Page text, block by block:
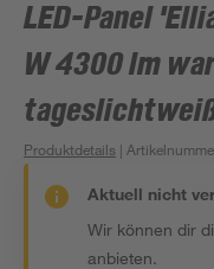
LED-Panel
W 4300 lm
Produktdetails |
Aktuell nicht
Wir können dir
anbieten.